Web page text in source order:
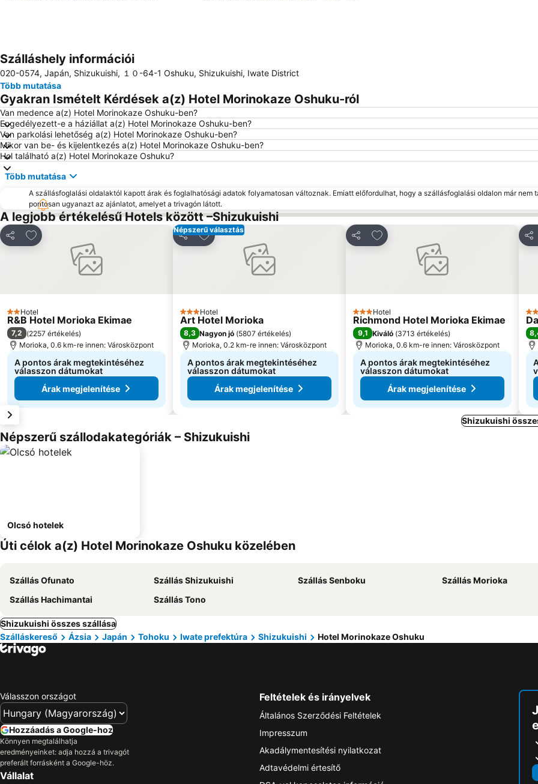
Szálláshely információi
020-0574, Japán, Shizukuishi, １０-64-1 Oshuku, Shizukuishi, Iwate District
Több mutatása
Gyakran Ismételt Kérdések a(z) Hotel Morinokaze Oshuku-ról
Van medence a(z) Hotel Morinokaze Oshuku-ben?
Engedélyezett-e a háziállat a(z) Hotel Morinokaze Oshuku-ben?
Van parkolási lehetőség a(z) Hotel Morinokaze Oshuku-ben?
Mikor van be- és kijelentkezés a(z) Hotel Morinokaze Oshuku-ben?
Hol található a(z) Hotel Morinokaze Oshuku?
Több mutatása
A szállásfoglalási oldalaktól kapott árak és foglalhatósági adatok folyamatosan változnak. Emiatt előfordulhat, hogy a szállásfoglalási oldalon már nem
pontosan ugyanazt az ajánlatot, amelyet a trivagón látott.
A legjobb értékelésű Hotels között –Shizukuishi
Megosztás
Hozzáadás a kedvencekhez
2 Kategória
Hotel
R&B Hotel Morioka Ekimae
7,2 (2257 értékelés)
Morioka, 0.6 km-re innen: Városközpont
A pontos árak megtekintéséhez
válasszon dátumokat
Árak megjelenítése
Népszerű választás
Megosztás
Hozzáadás a kedvencekhez
3 Kategória
Hotel
Art Hotel Morioka
8,3 Nagyon jó (5807 értékelés)
Morioka, 0.2 km-re innen: Városközpont
A pontos árak megtekintéséhez
válasszon dátumokat
Árak megjelenítése
Megosztás
Hozzáadás a kedvencekhez
3 Kategória
Hotel
Richmond Hotel Morioka Ekimae
9,1 Kiváló (3713 értékelés)
Morioka, 0.6 km-re innen: Városközpont
A pontos árak megtekintéséhez
válasszon dátumokat
Árak megjelenítése
3
Shizukuishi
Népszerű szállodakategóriák – Shizukuishi
Olcsó hotelek
Úti célok a(z) Hotel Morinokaze Oshuku közelében
Szállás Ofunato Szállás Shizukuishi Szállás Senboku
Szállás Morioka
Szállás Hachimantai
Szállás Tono
Shizukuishi összes szállása
Szálláskereső
Ázsia Japán Tohoku Iwate prefektúra Shizukuishi Hotel Morinokaze Oshuku
Válasszon országot
Hozzáadás a Google-hoz
Könnyen megtalálhatja
eredményeinket: adja hozzá a trivagót
preferált forrásként a Google-höz.
Vállalat
Feltételek és irányelvek
Általános Szerződési Feltételek
Impresszum
Akadálymentesítési nyilatkozat
Adtavédelmi értesítő